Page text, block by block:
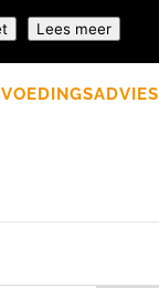
VOEDINGSADVIES
Lees meer